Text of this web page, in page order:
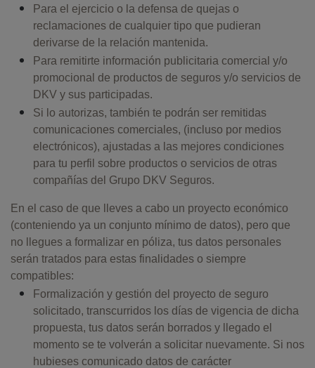
Para el ejercicio o la defensa de quejas o
reclamaciones de cualquier tipo que pudieran
derivarse de la relación mantenida.
Para remitirte información publicitaria comercial y/o
promocional de productos de seguros y/o servicios de
DKV y sus participadas.
Si lo autorizas, también te podrán ser remitidas
comunicaciones comerciales, (incluso por medios
electrónicos), ajustadas a las mejores condiciones
para tu perfil sobre productos o servicios de otras
compañías del Grupo DKV Seguros.
En el caso de que lleves a cabo un proyecto económico
(conteniendo ya un conjunto mínimo de datos), pero que
no llegues a formalizar en póliza, tus datos personales
serán tratados para estas finalidades o siempre
compatibles:
Formalización y gestión del proyecto de seguro
solicitado, transcurridos los días de vigencia de dicha
propuesta, tus datos serán borrados y llegado el
momento se te volverán a solicitar nuevamente. Si nos
hubieses comunicado datos de carácter